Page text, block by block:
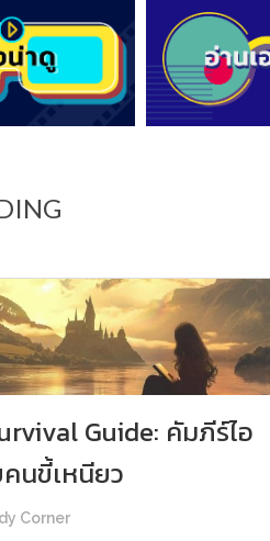
Guide: คัมภีร์ไอ
นขี้เหนียว
Corner